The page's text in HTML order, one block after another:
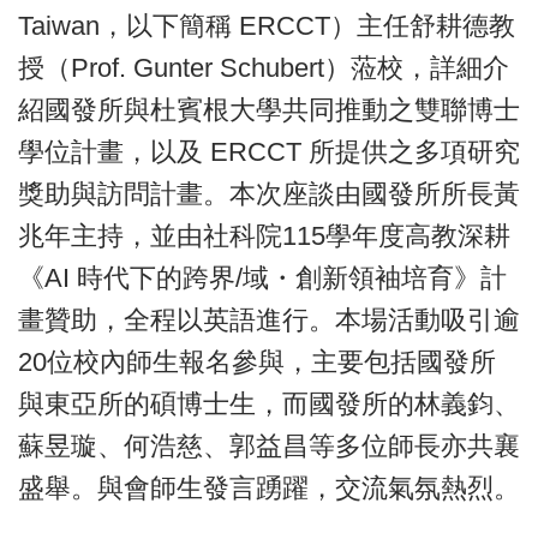
Taiwan，以下簡稱 ERCCT）主任舒耕德教
授（Prof. Gunter Schubert）蒞校，詳細介
紹國發所與杜賓根大學共同推動之雙聯博士
學位計畫，以及 ERCCT 所提供之多項研究
獎助與訪問計畫。本次座談由國發所所長黃
兆年主持，並由社科院115學年度高教深耕
《AI 時代下的跨界/域・創新領袖培育》計
畫贊助，全程以英語進行。本場活動吸引逾
20位校內師生報名參與，主要包括國發所
與東亞所的碩博士生，而國發所的林義鈞、
蘇昱璇、何浩慈、郭益昌等多位師長亦共襄
盛舉。與會師生發言踴躍，交流氣氛熱烈。